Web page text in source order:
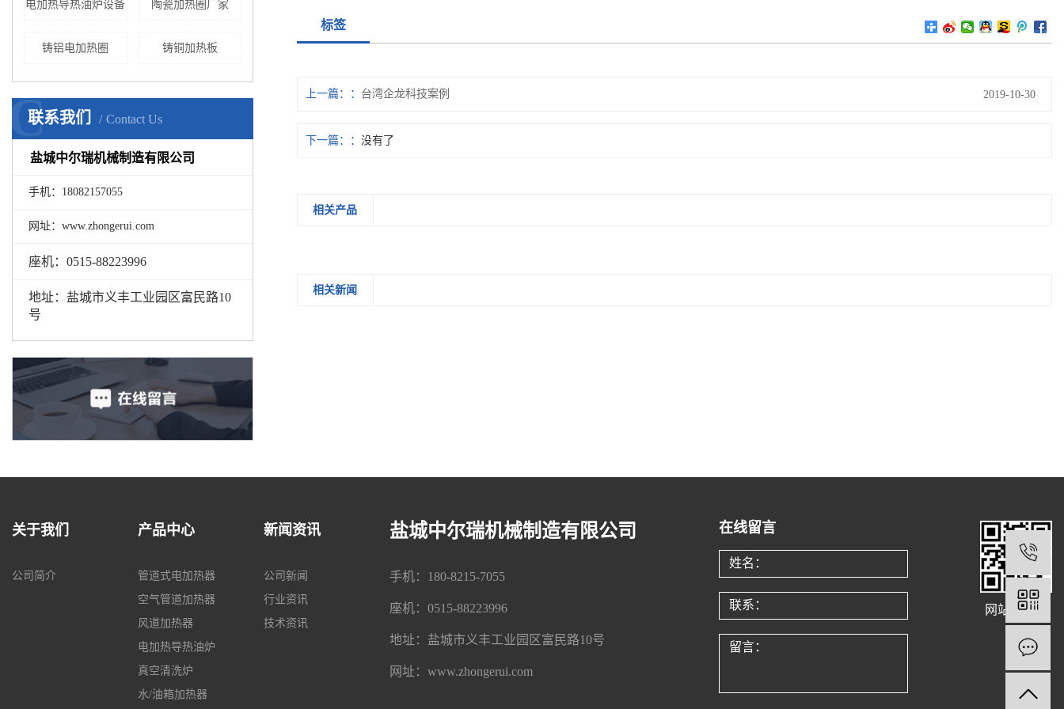
电加热导热油炉设备 陶瓷加热圈厂家
铸铝电加热圈 铸铜加热板
联系我们 Contact Us
C
盐城中尔瑞机械制造有限公司
手机：18082157055
网址：www.zhongerui.com
座机：0515-88223996
地址：盐城市义丰工业园区富民路10
号
标签
上一篇： 台湾企龙科技案例 2019-10-30
下一篇： 没有了
相关产品
相关新闻
关于我们
公司简介
产品中心
管道式电加热器
空气管道加热器
风道加热器
电加热导热油炉
真空清洗炉
水/油箱加热器
新闻资讯
公司新闻
行业资讯
技术资讯
盐城中尔瑞机械制造有限公司
手机：180-8215-7055
座机：0515-88223996
地址：盐城市义丰工业园区富民路10号
网址：www.zhongerui.com
在线留言
网站二维码